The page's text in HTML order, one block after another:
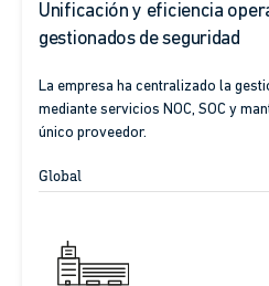
Unificación y eficiencia
gestionados de seguridad
La empresa ha centralizado la
mediante servicios NOC, SOC y
único proveedor.
Global